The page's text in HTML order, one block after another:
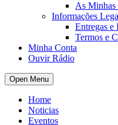
As Minhas
Informações
Entregas e
Termos e
Minha Conta
Ouvir Rádio
Open Menu
Home
Noticias
Eventos